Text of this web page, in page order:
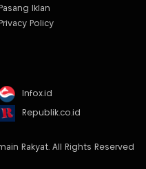
Pasang Iklan
Privacy Policy
Infox.id
Republik.co.id
Rakyat. All Rights Reserved